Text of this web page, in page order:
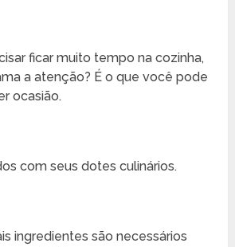
ficar muito tempo na cozinha,
a atenção? É o que você pode
ocasião.
com seus dotes culinários.
ingredientes são necessários